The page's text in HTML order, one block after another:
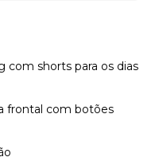
com shorts para os dias
frontal com botões